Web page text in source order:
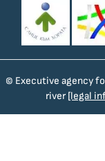
© Executive agency
river [legal